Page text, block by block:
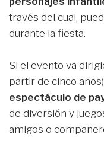
través del cual,
durante la fiesta.
Si el evento va
partir de cinco
espectáculo de
de diversión y
amigos o